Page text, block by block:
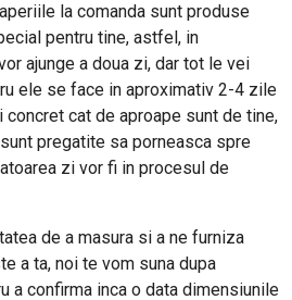
la comanda sunt produse
pentru tine, astfel, in
ajunge a doua zi, dar tot le vei
ele se face in aproximativ 2-4 zile
concret cat de aproape sunt de tine,
pregatite sa porneasca spre
zi vor fi in procesul de
de a masura si a ne furniza
a ta, noi te vom suna dupa
a confirma inca o data dimensiunile